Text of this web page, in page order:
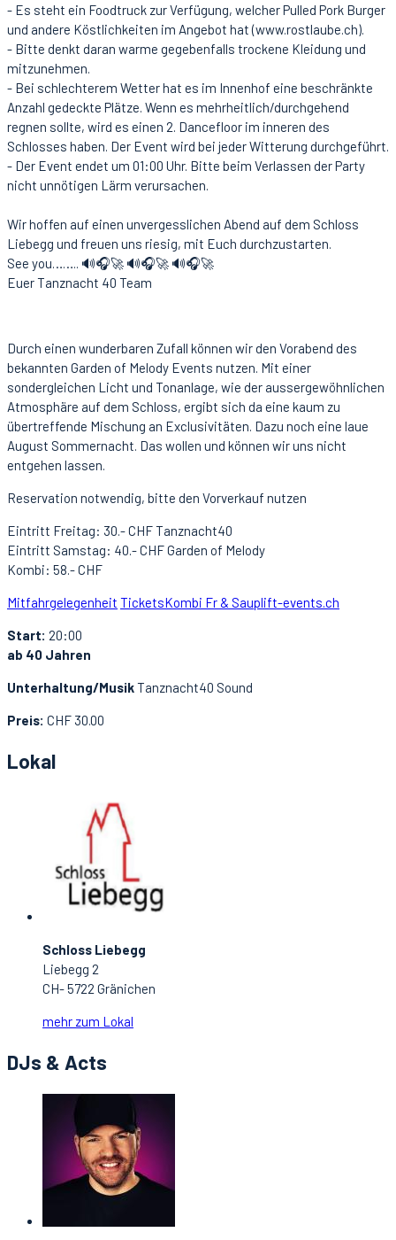
- Es steht ein Foodtruck zur Verfügung, welcher Pulled Pork Burger
und andere Köstlichkeiten im Angebot hat (www.rostlaube.ch).
- Bitte denkt daran warme gegebenfalls trockene Kleidung und
mitzunehmen.
- Bei schlechterem Wetter hat es im Innenhof eine beschränkte
Anzahl gedeckte Plätze. Wenn es mehrheitlich/durchgehend
regnen sollte, wird es einen 2. Dancefloor im inneren des
Schlosses haben. Der Event wird bei jeder Witterung durchgeführt.
- Der Event endet um 01:00 Uhr. Bitte beim Verlassen der Party
nicht unnötigen Lärm verursachen.
Wir hoffen auf einen unvergesslichen Abend auf dem Schloss
Liebegg und freuen uns riesig, mit Euch durchzustarten.
See you…….. 🔊🎧🚀 🔊🎧🚀 🔊🎧🚀
Euer Tanznacht 40 Team
Durch einen wunderbaren Zufall können wir den Vorabend des
bekannten Garden of Melody Events nutzen. Mit einer
sondergleichen Licht und Tonanlage, wie der aussergewöhnlichen
Atmosphäre auf dem Schloss, ergibt sich da eine kaum zu
übertreffende Mischung an Exclusivitäten. Dazu noch eine laue
August Sommernacht. Das wollen und können wir uns nicht
entgehen lassen.
Reservation notwendig, bitte den Vorverkauf nutzen
Eintritt Freitag: 30.- CHF Tanznacht40
Eintritt Samstag: 40.- CHF Garden of Melody
Kombi: 58.- CHF
Mitfahrgelegenheit TicketsKombi Fr & Sauplift-events.ch
Start: 20:00
ab 40 Jahren
Unterhaltung/MusikTanznacht40 Sound
Preis: CHF 30.00
Lokal
Schloss Liebegg
Liebegg 2
CH- 5722 Gränichen
mehr zum Lokal
DJs & Acts